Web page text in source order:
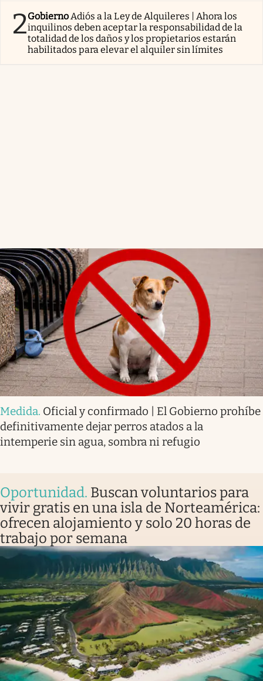
2GobiernoAdiós a la Ley de Alquileres | Ahora los
inquilinos deben aceptar la responsabilidad de la
totalidad de los daños y los propietarios estarán
habilitados para elevar el alquiler sin límites
Medida. Oficial y confirmado | El Gobierno prohíbe
definitivamente dejar perros atados a la
intemperie sin agua, sombra ni refugio
Oportunidad. Buscan voluntarios para
vivir gratis en una isla de Norteamérica:
ofrecen alojamiento y solo 20 horas de
trabajo por semana